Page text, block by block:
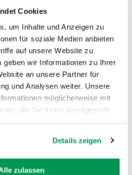
Cookies
um Inhalte und Anzeigen zu
für soziale Medien anbieten
auf unsere Website zu
geben wir Informationen zu Ihrer
an unsere Partner für
und Analysen weiter. Unsere
möglicherweise mit
die Sie ihnen bereitgestellt
Details zeigen
zulassen